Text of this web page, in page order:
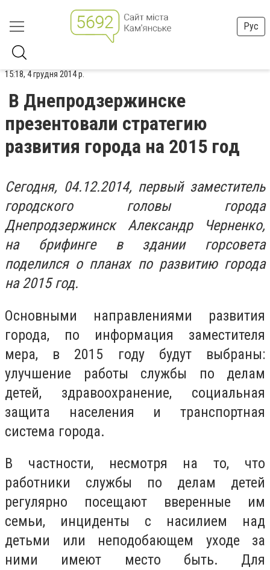
Рус
15:18, 4 грудня 2014 р.
В Днепродзержинске
презентовали стратегию
развития города на 2015 год
Сегодня, 04.12.2014, первый заместитель
городского головы города
Днепродзержинск Александр Черненко,
на брифинге в здании горсовета
поделился о планах по развитию города
на 2015 год.
Основными направлениями развития
города, по информация заместителя
мера, в 2015 году будут выбраны:
улучшение работы службы по делам
детей, здравоохранение, социальная
защита населения и транспортная
система города.
В частности, несмотря на то, что
работники службы по делам детей
регулярно посещают вверенные им
семьи, инциденты с насилием над
детьми или неподобающем уходе за
ними имеют место быть. Для